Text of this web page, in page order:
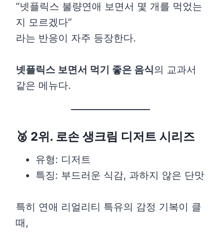
“넷플릭스 불량연애 보면서 몇 개를 먹었는
지 모르겠다”
라는 반응이 자주 등장한다.
넷플릭스 보면서 먹기 좋은 음식의 교과서
같은 메뉴다.
🥈 2위. 로손 생크림 디저트 시리즈
유형: 디저트
특징: 부드러운 식감, 과하지 않은 단맛
특히 연애 리얼리티 특유의 감정 기복이 클
때,